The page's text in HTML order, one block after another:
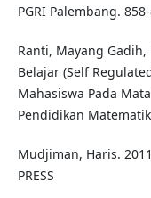
PGRI Palembang.
Ranti, Mayang
Belajar (Self
Mahasiswa Pada
Pendidikan
Mudjiman, Haris.
PRESS